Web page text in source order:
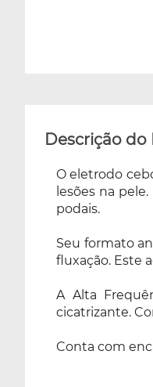
resistência e
universal, podendo
equipamento de alta
Descrição
O eletrodo
lesões na
podais.
Seu formato
fluxação. Este
A Alta
cicatrizante.
Conta com